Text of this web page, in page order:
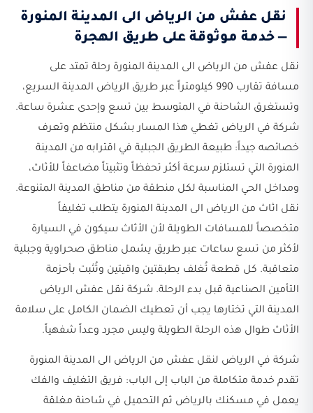
نقل عفش من الرياض الى المدينة المنورة
— خدمة موثوقة على طريق الهجرة
نقل عفش من الرياض الى المدينة المنورة رحلة تمتد على
مسافة تقارب 990 كيلومتراً عبر طريق الرياض المدينة السريع،
وتستغرق الشاحنة في المتوسط بين تسع وإحدى عشرة ساعة.
شركة في الرياض تغطي هذا المسار بشكل منتظم وتعرف
خصائصه جيداً: طبيعة الطريق الجبلية في اقترابه من المدينة
المنورة التي تستلزم سرعة أكثر تحفظاً وتثبيتاً مضاعفاً للأثاث،
ومداخل الحي المناسبة لكل منطقة من مناطق المدينة المتنوعة.
نقل اثاث من الرياض الى المدينة المنورة يتطلب تغليفاً
متخصصاً للمسافات الطويلة لأن الأثاث سيكون في السيارة
لأكثر من تسع ساعات عبر طريق يشمل مناطق صحراوية وجبلية
متعاقبة. كل قطعة تُغلف بطبقتين واقيتين وتُثبت بأحزمة
التأمين الصناعية قبل بدء الرحلة. شركة نقل عفش الرياض
المدينة التي تختارها يجب أن تعطيك الضمان الكامل على سلامة
الأثاث طوال هذه الرحلة الطويلة وليس مجرد وعداً شفهياً.
شركة في الرياض لنقل عفش من الرياض الى المدينة المنورة
تقدم خدمة متكاملة من الباب إلى الباب: فريق التغليف والفك
يعمل في مسكنك بالرياض ثم التحميل في شاحنة مغلقة